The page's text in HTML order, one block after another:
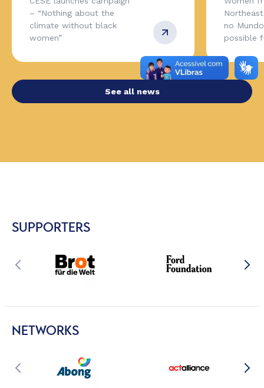
– “Nothing about the
climate without black
women”
no
possible
See all news
SUPPORTERS
NETWORKS